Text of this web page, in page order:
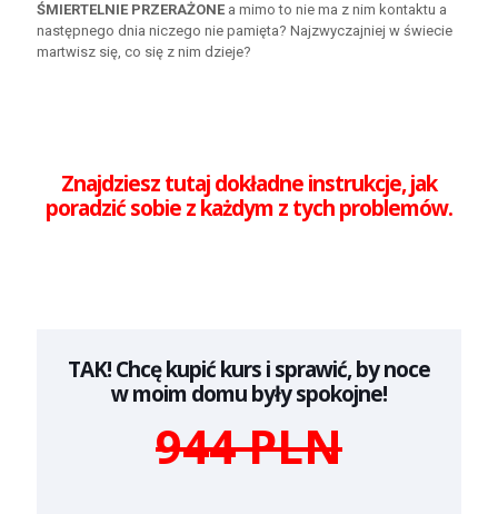
ŚMIERTELNIE PRZERAŻONE a mimo to nie ma z nim kontaktu a
następnego dnia niczego nie pamięta? Najzwyczajniej w świecie
martwisz się, co się z nim dzieje?
Znajdziesz tutaj dokładne instrukcje, jak
poradzić sobie z każdym z tych problemów.
TAK! Chcę kupić kurs i sprawić, by noce
w moim domu były spokojne!
944 PLN